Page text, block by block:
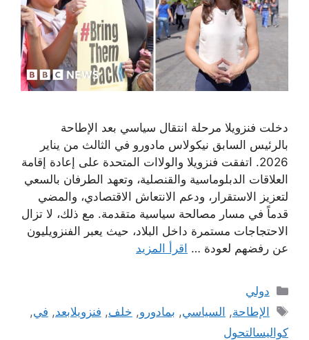
دخلت فنزويلا مرحلة انتقال سياسي بعد الإطاحة
بالرئيس السابق نيكولاس مادورو في الثالث من يناير
2026. اتفقت فنزويلا والولاات المتحدة على إعادة إقامة
العلاقات الدبلوماسية والقنصلية، وتعهد الطرفان بالسعي
لتعزيز الاستقرار، ودعم الانتعاش الاقتصادي، والمضي
قدماً في مسار مصالحة سياسية متقدمة. مع ذلك، لا تزال
الاحتجاجات مستمرة داخل البلاد، حيث يعبر الفنزويليون
عن رفضهم لعودة … اقرأ المزيد
التصنيفات
دولي
الوسوم
الإطاحة, السياسي, بمادورو, خلف, فنزويلابعد, في,
كواليسالتحول